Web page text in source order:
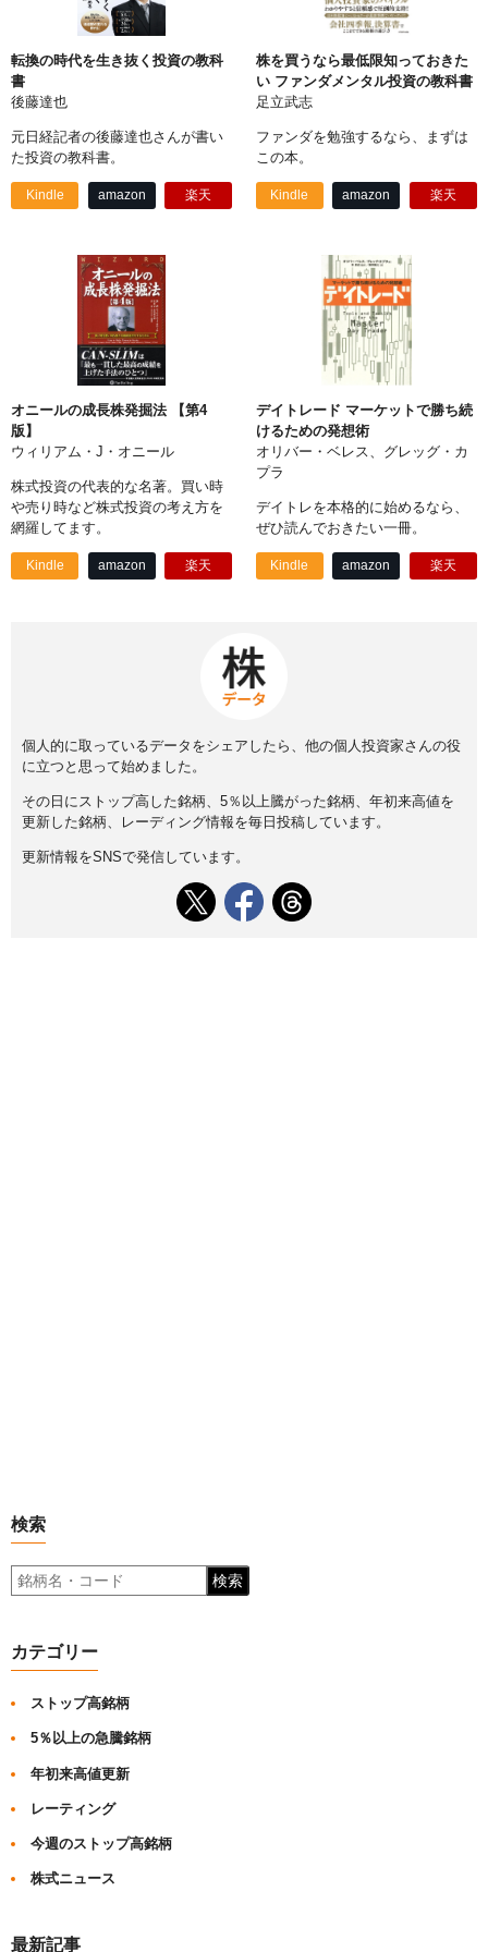
転換の時代を生き抜く投資の教科
書
後藤達也
元日経記者の後藤達也さんが書い
た投資の教科書。
Kindle amazon 楽天
株を買うなら最低限知っておきた
い ファンダメンタル投資の教科書
足立武志
ファンダを勉強するなら、まずは
この本。
Kindle amazon 楽天
オニールの成長株発掘法 【第4
版】
ウィリアム・J・オニール
株式投資の代表的な名著。買い時
や売り時など株式投資の考え方を
網羅してます。
Kindle amazon 楽天
デイトレード マーケットで勝ち続
けるための発想術
オリバー・ベレス、グレッグ・カ
プラ
デイトレを本格的に始めるなら、
ぜひ読んでおきたい一冊。
Kindle amazon 楽天
個人的に取っているデータをシェアしたら、他の個人投資家さんの役
に立つと思って始めました。
その日にストップ高した銘柄、5％以上騰がった銘柄、年初来高値を
更新した銘柄、レーディング情報を毎日投稿しています。
更新情報をSNSで発信しています。
検索
検索
カテゴリー
ストップ高銘柄
5％以上の急騰銘柄
年初来高値更新
レーティング
今週のストップ高銘柄
株式ニュース
最新記事